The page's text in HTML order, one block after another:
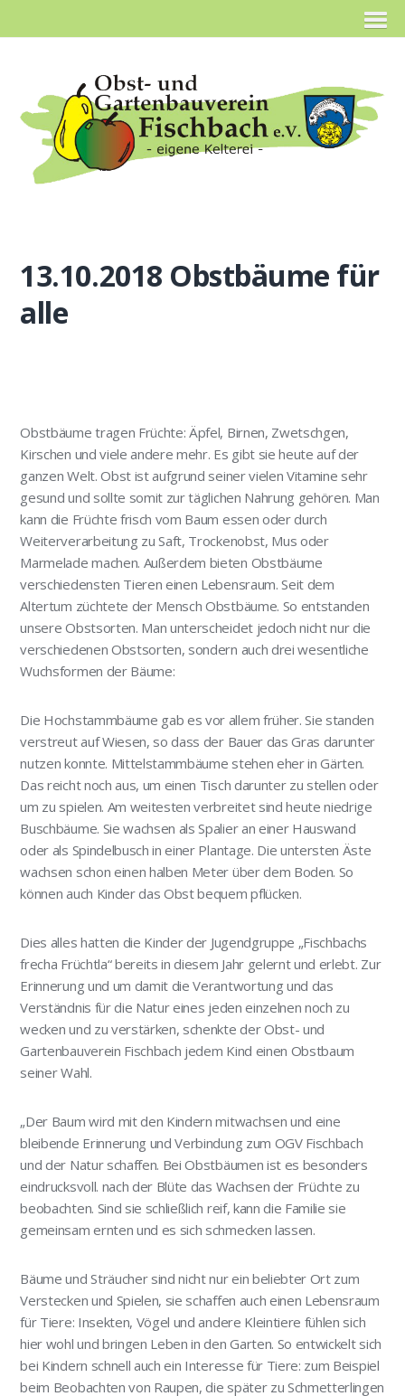
13.10.2018 Obstbäume für
alle
Obstbäume tragen Früchte: Äpfel, Birnen, Zwetschgen,
Kirschen und viele andere mehr. Es gibt sie heute auf der
ganzen Welt. Obst ist aufgrund seiner vielen Vitamine sehr
gesund und sollte somit zur täglichen Nahrung gehören. Man
kann die Früchte frisch vom Baum essen oder durch
Weiterverarbeitung zu Saft, Trockenobst, Mus oder
Marmelade machen. Außerdem bieten Obstbäume
verschiedensten Tieren einen Lebensraum. Seit dem
Altertum züchtete der Mensch Obstbäume. So entstanden
unsere Obstsorten. Man unterscheidet jedoch nicht nur die
verschiedenen Obstsorten, sondern auch drei wesentliche
Wuchsformen der Bäume:
Die Hochstammbäume gab es vor allem früher. Sie standen
verstreut auf Wiesen, so dass der Bauer das Gras darunter
nutzen konnte. Mittelstammbäume stehen eher in Gärten.
Das reicht noch aus, um einen Tisch darunter zu stellen oder
um zu spielen. Am weitesten verbreitet sind heute niedrige
Buschbäume. Sie wachsen als Spalier an einer Hauswand
oder als Spindelbusch in einer Plantage. Die untersten Äste
wachsen schon einen halben Meter über dem Boden. So
können auch Kinder das Obst bequem pflücken.
Dies alles hatten die Kinder der Jugendgruppe „Fischbachs
frecha Früchtla“ bereits in diesem Jahr gelernt und erlebt. Zur
Erinnerung und um damit die Verantwortung und das
Verständnis für die Natur eines jeden einzelnen noch zu
wecken und zu verstärken, schenkte der Obst- und
Gartenbauverein Fischbach jedem Kind einen Obstbaum
seiner Wahl.
„Der Baum wird mit den Kindern mitwachsen und eine
bleibende Erinnerung und Verbindung zum OGV Fischbach
und der Natur schaffen. Bei Obstbäumen ist es besonders
eindrucksvoll. nach der Blüte das Wachsen der Früchte zu
beobachten. Sind sie schließlich reif, kann die Familie sie
gemeinsam ernten und es sich schmecken lassen.
Bäume und Sträucher sind nicht nur ein beliebter Ort zum
Verstecken und Spielen, sie schaffen auch einen Lebensraum
für Tiere: Insekten, Vögel und andere Kleintiere fühlen sich
hier wohl und bringen Leben in den Garten. So entwickelt sich
bei Kindern schnell auch ein Interesse für Tiere: zum Beispiel
beim Beobachten von Raupen, die später zu Schmetterlingen